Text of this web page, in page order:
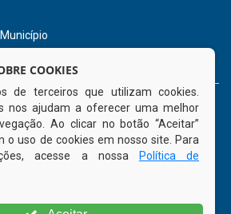
FAN PAGE
COOKIES
de terceiros que utilizam cookies.
nos ajudam a oferecer uma melhor
Ao clicar no botão “Aceitar”
o uso de cookies em nosso site. Para
acesse a nossa
Política de